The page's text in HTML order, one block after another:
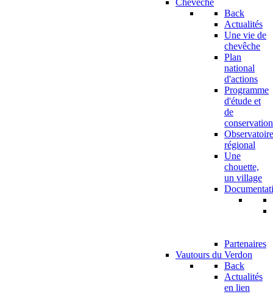
Chevêche
Back
Actualités
Une vie de
chevêche
Plan
national
d'actions
Programme
d'étude et
de
conservation
Observatoire
régional
Une
chouette,
un village
Partenaires
Vautours du Verdon
Back
Actualités
en lien